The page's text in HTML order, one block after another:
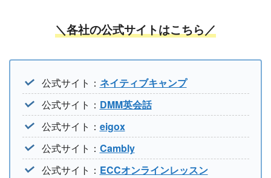
＼各社の公式サイトはこちら／
公式サイト： ネイティブキャンプ
公式サイト： DMM英会話
公式サイト： eigox
公式サイト： Cambly
公式サイト： ECCオンラインレッスン